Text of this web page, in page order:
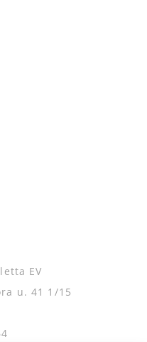
EV
u. 41 1/15